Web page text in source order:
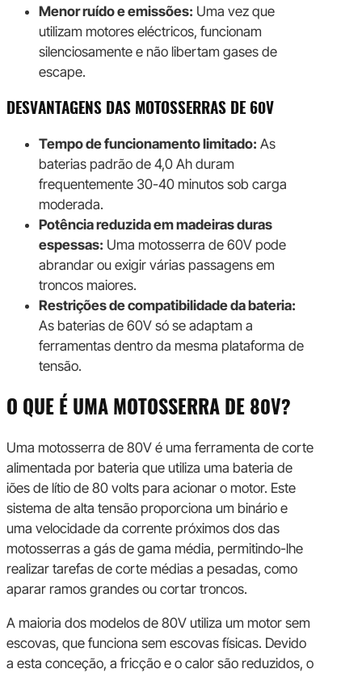
Menor ruído e emissões: Uma vez que
utilizam motores eléctricos, funcionam
silenciosamente e não libertam gases de
escape.
DESVANTAGENS DAS MOTOSSERRAS DE 60V
Tempo de funcionamento limitado: As
baterias padrão de 4,0 Ah duram
frequentemente 30-40 minutos sob carga
moderada.
Potência reduzida em madeiras duras
espessas: Uma motosserra de 60V pode
abrandar ou exigir várias passagens em
troncos maiores.
Restrições de compatibilidade da bateria:
As baterias de 60V só se adaptam a
ferramentas dentro da mesma plataforma de
tensão.
O QUE É UMA MOTOSSERRA DE 80V?
Uma motosserra de 80V é uma ferramenta de corte
alimentada por bateria que utiliza uma bateria de
iões de lítio de 80 volts para acionar o motor. Este
sistema de alta tensão proporciona um binário e
uma velocidade da corrente próximos dos das
motosserras a gás de gama média, permitindo-lhe
realizar tarefas de corte médias a pesadas, como
aparar ramos grandes ou cortar troncos.
A maioria dos modelos de 80V utiliza um motor sem
escovas, que funciona sem escovas físicas. Devido
a esta conceção, a fricção e o calor são reduzidos, o